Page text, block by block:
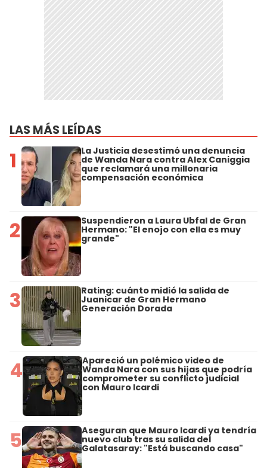
LAS MÁS LEÍDAS
1 La Justicia desestimó una denuncia
de Wanda Nara contra Alex Caniggia
que reclamará una millonaria
compensación económica
2 Suspendieron a Laura Ubfal de Gran
Hermano: "El enojo con ella es muy
grande"
3 Rating: cuánto midió la salida de
Juanicar de Gran Hermano
Generación Dorada
4 Apareció un polémico video de
Wanda Nara con sus hijas que podría
comprometer su conflicto judicial
con Mauro Icardi
5 Aseguran que Mauro Icardi ya tendría
nuevo club tras su salida del
Galatasaray: "Está buscando casa"